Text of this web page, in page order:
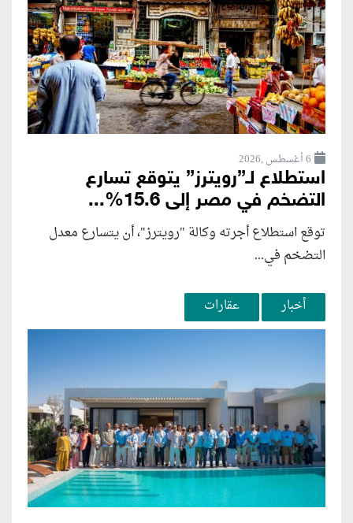
6 أغسطس ,2026
استطلاع لـ”رويترز” يتوقع تسارع
التضخم في مصر إلى 15.6%...
توقع استطلاع أجرته وكالة "رويترز"، أن يتسارع ‌معدل
التضخم في...
أخبار عقارات